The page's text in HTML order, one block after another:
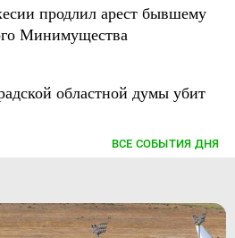
продлил арест бывшему
Минимущества
областной думы убит
ВСЕ СОБЫТИЯ ДНЯ